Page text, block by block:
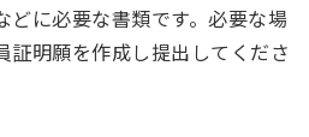
どに必要な書類です。必要な場
証明願を作成し提出してくださ